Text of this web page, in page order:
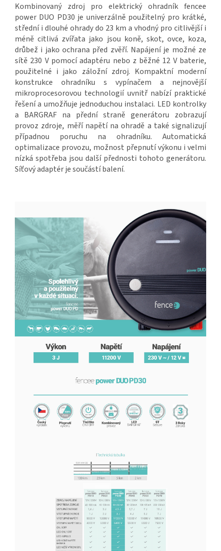
Kombinovaný zdroj pro elektrický ohradník fencee
power DUO PD30 je univerzálně použitelný pro krátké,
střední i dlouhé ohrady do 23 km a vhodný pro citlivější i
méně citlivá zvířata jako jsou koně, skot, ovce, koza,
drůbež i jako ochrana před zvěří. Napájení je možné ze
sítě 230 V pomocí adaptéru nebo z běžné 12 V baterie,
použitelné i jako záložní zdroj. Kompaktní moderní
konstrukce ohradníku s vypínačem a nejnovější
mikroprocesorovou technologií uvnitř nabízí praktické
řešení a umožňuje jednoduchou instalaci. LED kontrolky
a BARGRAF na přední straně generátoru zobrazují
provoz zdroje, měří napětí na ohradě a také signalizují
případnou poruchu na ohradníku. Automatická
optimalizace provozu, možnost přepnutí výkonu i velmi
nízká spotřeba jsou další přednosti tohoto generátoru.
Síťový adaptér je součástí balení.